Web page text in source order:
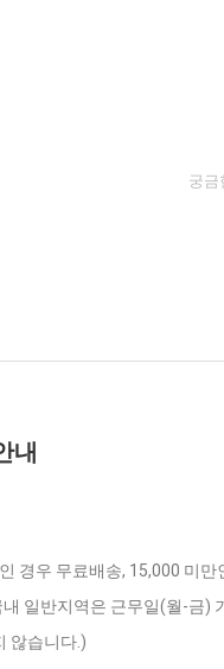
궁금
내
인 경우 무료배송, 15,000 미만
일반지역은 근무일(월-금)
않습니다.)